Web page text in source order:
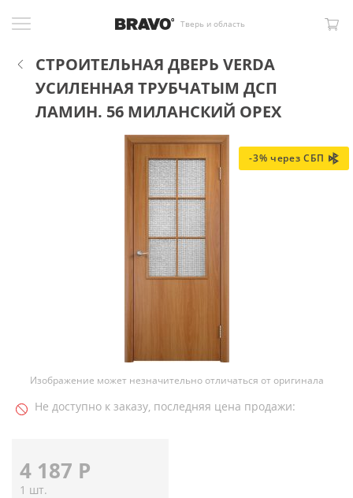
Тверь и область
СТРОИТЕЛЬНАЯ ДВЕРЬ VERDA
УСИЛЕННАЯ ТРУБЧАТЫМ ДСП
ЛАМИН. 56 МИЛАНСКИЙ ОРЕХ
-3% через СБП
Изображение может незначительно отличаться от оригинала
Не доступно к заказу, последняя цена продажи:
4 187 Р
1 шт.